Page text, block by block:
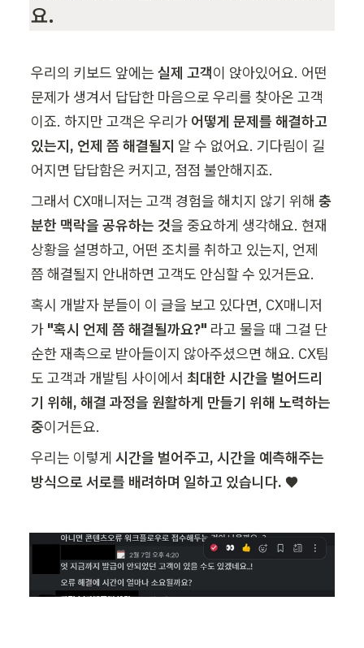
요.
우리의 키보드 앞에는 실제 고객이 앉아있어요. 어떤
문제가 생겨서 답답한 마음으로 우리를 찾아온 고객
이죠. 하지만 고객은 우리가 어떻게 문제를 해결하고
있는지, 언제 쯤 해결될지 알 수 없어요. 기다림이 길
어지면 답답함은 커지고, 점점 불안해지죠.
그래서 CX매니저는 고객 경험을 해치지 않기 위해 충
분한 맥락을 공유하는 것을 중요하게 생각해요. 현재
상황을 설명하고, 어떤 조치를 취하고 있는지, 언제
쯤 해결될지 안내하면 고객도 안심할 수 있거든요.
혹시 개발자 분들이 이 글을 보고 있다면, CX매니저
가 "혹시 언제 쯤 해결될까요?" 라고 물을 때 그걸 단
순한 재촉으로 받아들이지 않아주셨으면 해요. CX팀
도 고객과 개발팀 사이에서 최대한 시간을 벌어드리
기 위해, 해결 과정을 원활하게 만들기 위해 노력하는
중이거든요.
우리는 이렇게 시간을 벌어주고, 시간을 예측해주는
방식으로 서로를 배려하며 일하고 있습니다. ♥️